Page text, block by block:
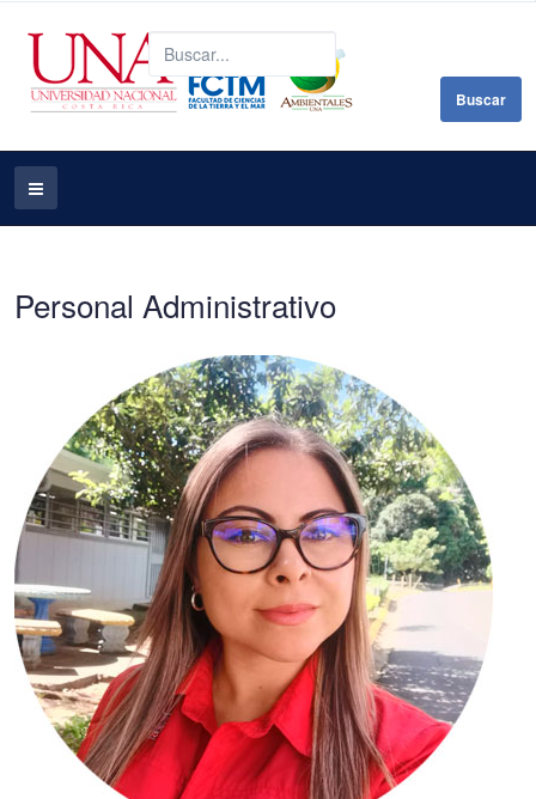
Buscar
Personal Administrativo